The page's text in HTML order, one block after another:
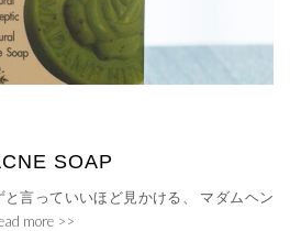
SOAP
言っていいほど見かける、 マダムヘン
more >>